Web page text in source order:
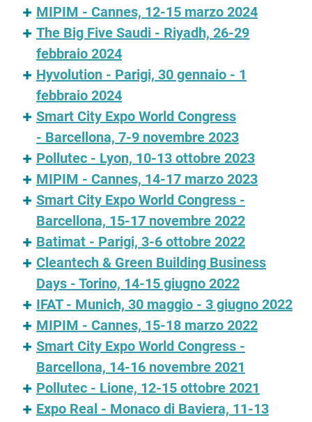
MIPIM - Cannes, 12-15 marzo 2024
The Big Five Saudi - Riyadh, 26-29
febbraio 2024
Hyvolution - Parigi, 30 gennaio - 1
febbraio 2024
Smart City Expo World Congress
- Barcellona, 7-9 novembre 2023
Pollutec - Lyon, 10-13 ottobre 2023
MIPIM - Cannes, 14-17 marzo 2023
Smart City Expo World Congress -
Barcellona, 15-17 novembre 2022
Batimat - Parigi, 3-6 ottobre 2022
Cleantech & Green Building Business
Days - Torino, 14-15 giugno 2022
IFAT - Munich, 30 maggio - 3 giugno 2022
MIPIM - Cannes, 15-18 marzo 2022
Smart City Expo World Congress -
Barcellona, 14-16 novembre 2021
Pollutec - Lione, 12-15 ottobre 2021
Expo Real - Monaco di Baviera, 11-13